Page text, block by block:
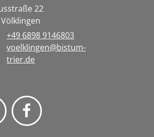
22
Völklingen
+49 6898 9146803
voelklingen@bistum-
trier.de